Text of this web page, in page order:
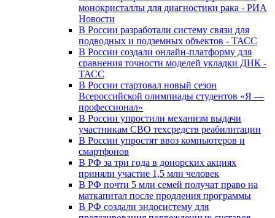
монокристаллы для диагностики рака - РИА
Новости
В России разработали систему связи для
подводных и подземных объектов - ТАСС
В России создали онлайн-платформу для
сравнения точности моделей укладки ДНК -
ТАСС
В России стартовал новый сезон
Всероссийской олимпиады студентов «Я —
профессионал»
В России упростили механизм выдачи
участникам СВО техсредств реабилитации
В России упростят ввоз компьютеров и
смартфонов
В РФ за три года в донорских акциях
приняли участие 1,5 млн человек
В РФ почти 5 млн семей получат право на
маткапитал после продления программы
В РФ создали эндосистему для